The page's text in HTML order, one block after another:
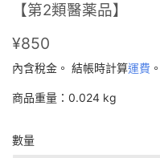
【第2類醫薬品】
¥850
內含稅金。 結帳時計算運費 。
商品重量：0.024 kg
數量